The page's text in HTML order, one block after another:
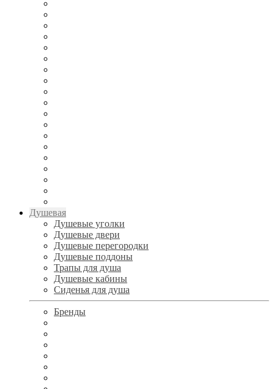
Душевая
Душевые уголки
Душевые двери
Душевые перегородки
Душевые поддоны
Трапы для душа
Душевые кабины
Сиденья для душа
Бренды